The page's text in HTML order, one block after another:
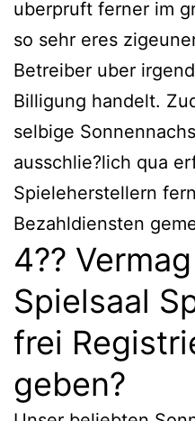
uberpruft ferner im
so sehr eres
Betreiber uber
Billigung handelt.
selbige
ausschlie?lich qua
Spieleherstellern
Bezahldiensten
4??
Spielsaal
frei
geben?